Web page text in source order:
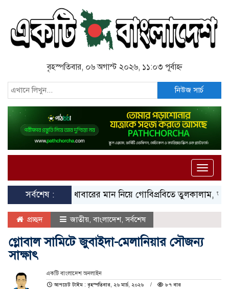
বৃহস্পতিবার, ০৬ অগাস্ট ২০২৬, ১১:০৩ পূর্বাহ্ন
নিউজ সার্চ
Toggle
সর্বশেষ :খাবারের মান নিয়ে গোবিপ্রবিতে তুলকালাম, আহত
প্রচ্ছদ জাতীয়,বাংলাদেশ,সর্বশেষ
গ্লোবাল সামিটে জুবাইদা-মেলানিয়ার সৌজন্য
সাক্ষাৎ
একটি বাংলাদেশ অনলাইন
আপডেট টাইম : বৃহস্পতিবার, ২৬ মার্চ, ২০২৬
৮৭ বার